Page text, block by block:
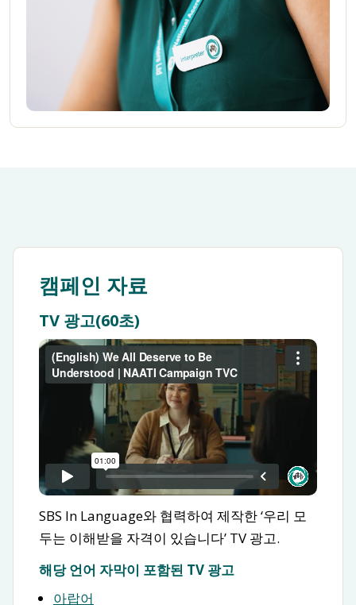
캠페인 자료
TV 광고(60초)
SBS In Language와 협력하여 제작한 ‘우리 모
두는 이해받을 자격이 있습니다’ TV 광고.
해당 언어 자막이 포함된 TV 광고
아랍어